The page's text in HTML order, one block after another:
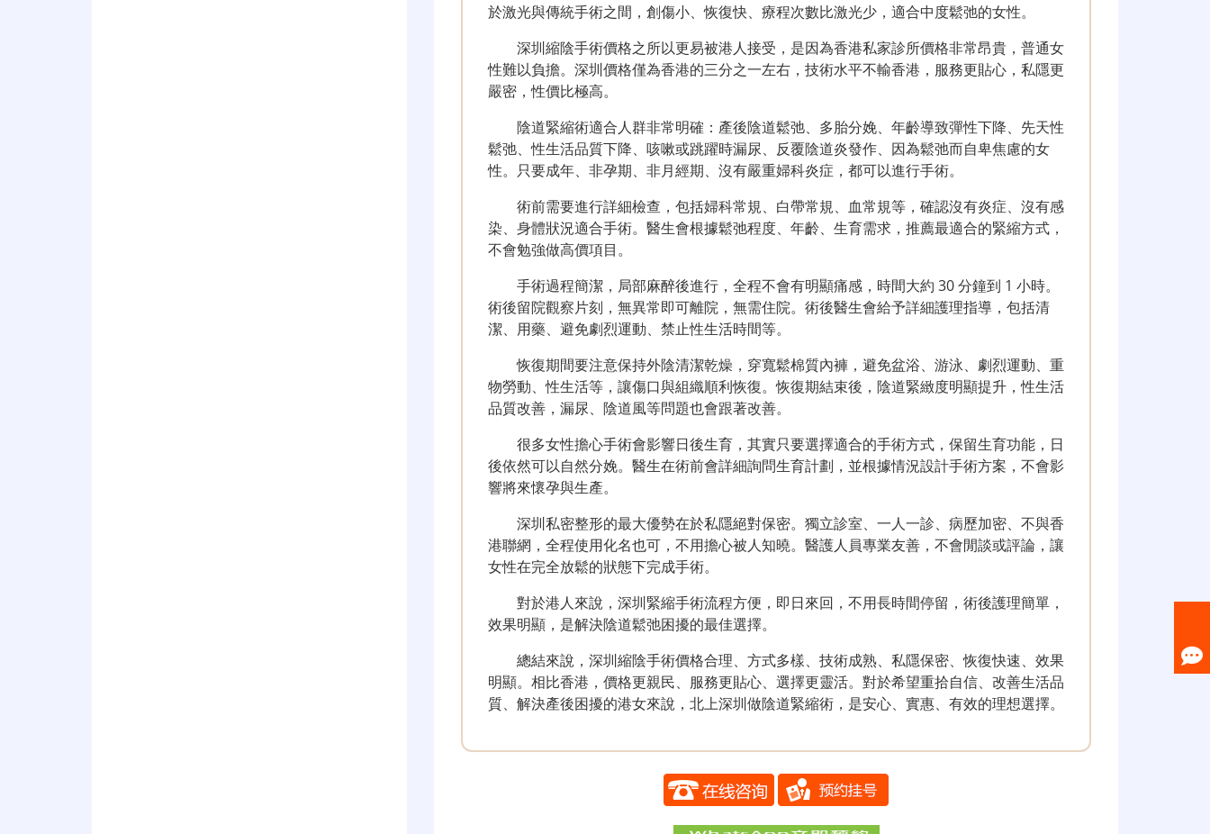
於激光與傳統手術之間，創傷小、恢復快、療程次數比激光少，適合中度鬆弛的女性。
深圳縮陰手術價格之所以更易被港人接受，是因為香港私家診所價格非常昂貴，普通女
性難以負擔。深圳價格僅為香港的三分之一左右，技術水平不輸香港，服務更貼心，私隱更
嚴密，性價比極高。
陰道緊縮術適合人群非常明確：產後陰道鬆弛、多胎分娩、年齡導致彈性下降、先天性
鬆弛、性生活品質下降、咳嗽或跳躍時漏尿、反覆陰道炎發作、因為鬆弛而自卑焦慮的女
性。只要成年、非孕期、非月經期、沒有嚴重婦科炎症，都可以進行手術。
術前需要進行詳細檢查，包括婦科常規、白帶常規、血常規等，確認沒有炎症、沒有感
染、身體狀況適合手術。醫生會根據鬆弛程度、年齡、生育需求，推薦最適合的緊縮方式，
不會勉強做高價項目。
手術過程簡潔，局部麻醉後進行，全程不會有明顯痛感，時間大約 30 分鐘到 1 小時。
術後留院觀察片刻，無異常即可離院，無需住院。術後醫生會給予詳細護理指導，包括清
潔、用藥、避免劇烈運動、禁止性生活時間等。
恢復期間要注意保持外陰清潔乾燥，穿寬鬆棉質內褲，避免盆浴、游泳、劇烈運動、重
物勞動、性生活等，讓傷口與組織順利恢復。恢復期結束後，陰道緊緻度明顯提升，性生活
品質改善，漏尿、陰道風等問題也會跟著改善。
很多女性擔心手術會影響日後生育，其實只要選擇適合的手術方式，保留生育功能，日
後依然可以自然分娩。醫生在術前會詳細詢問生育計劃，並根據情況設計手術方案，不會影
響將來懷孕與生產。
深圳私密整形的最大優勢在於私隱絕對保密。獨立診室、一人一診、病歷加密、不與香
港聯網，全程使用化名也可，不用擔心被人知曉。醫護人員專業友善，不會閒談或評論，讓
女性在完全放鬆的狀態下完成手術。
對於港人來說，深圳緊縮手術流程方便，即日來回，不用長時間停留，術後護理簡單，
效果明顯，是解決陰道鬆弛困擾的最佳選擇。
總結來說，深圳縮陰手術價格合理、方式多樣、技術成熟、私隱保密、恢復快速、效果
明顯。相比香港，價格更親民、服務更貼心、選擇更靈活。對於希望重拾自信、改善生活品
質、解決產後困擾的港女來說，北上深圳做陰道緊縮術，是安心、實惠、有效的理想選擇。